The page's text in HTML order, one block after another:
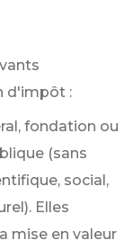
d'impôt :
fondation ou
(sans
social,
Elles
mise en valeur